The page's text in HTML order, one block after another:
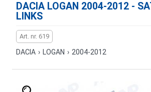
DACIA LOGAN 2004-2012 -
LINKS
Art. nr. 619
DACIA › LOGAN › 2004-2012